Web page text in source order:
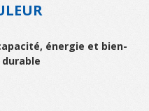
énergie et bien-